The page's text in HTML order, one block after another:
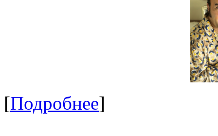
[Подробнее]